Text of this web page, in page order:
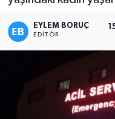
EYLEM BORUÇ
EDITÖR